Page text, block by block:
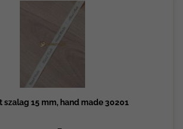
szalag 15 mm, hand made 30201